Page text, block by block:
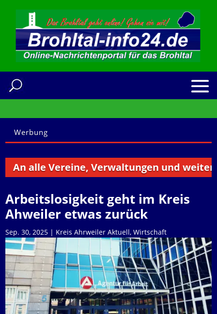
Werbung
alle Vereine, Verwaltungen und weitere
Arbeitslosigkeit geht im Kreis
Ahweiler etwas zurück
Sep. 30, 2025 | Kreis Ahrweiler Aktuell, Wirtschaft